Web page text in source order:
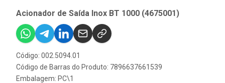
Acionador de Saída Inox BT 1000 (4675001)
Código: 002.5094.01
Código de Barras do Produto: 7896637661539
Embalagem: PC\1